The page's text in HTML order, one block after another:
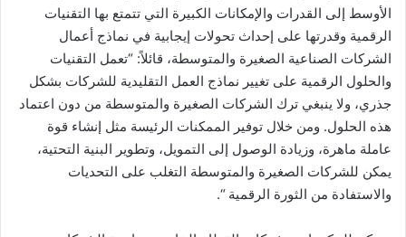
الأوسط إلى القدرات والإمكانات الكبيرة التي تتمتع بها التقنيات
الرقمية وقدرتها على إحداث تحولات إيجابية في نماذج أعمال
الشركات الصناعية الصغيرة والمتوسطة، قائلاً: “تعمل التقنيات
والحلول الرقمية على تغيير نماذج العمل التقليدية للشركات بشكل
جذري، ولا ينبغي ترك الشركات الصغيرة والمتوسطة من دون اعتماد
هذه الحلول. ومن خلال توفير الممكنات الرئيسة مثل إنشاء قوة
عاملة ماهرة، وزيادة الوصول إلى التمويل، وتطوير البنية التحتية،
يمكن للشركات الصغيرة والمتوسطة التغلب على التحديات
والاستفادة من الثورة الرقمية “.